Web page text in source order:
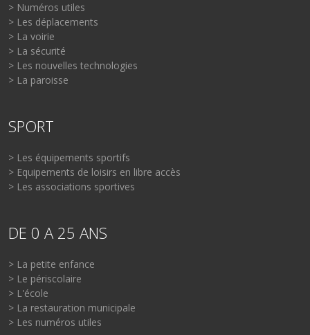
> Numéros utiles
> Les déplacements
> La voirie
> La sécurité
> Les nouvelles technologies
> La paroisse
SPORT
> Les équipements sportifs
> Equipements de loisirs en libre accès
> Les associations sportives
DE 0 A 25 ANS
> La petite enfance
> Le périscolaire
> L'école
> La restauration municipale
> Les numéros utiles